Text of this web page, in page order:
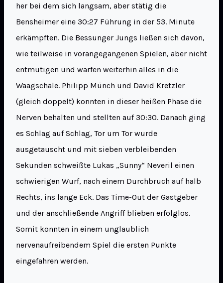
her bei dem sich langsam, aber stätig die
Bensheimer eine 30:27 Führung in der 53. Minute
erkämpften. Die Bessunger Jungs ließen sich davon,
wie teilweise in vorangegangenen Spielen, aber nicht
entmutigen und warfen weiterhin alles in die
Waagschale. Philipp Münch und David Kretzler
(gleich doppelt) konnten in dieser heißen Phase die
Nerven behalten und stellten auf 30:30. Danach ging
es Schlag auf Schlag, Tor um Tor wurde
ausgetauscht und mit sieben verbleibenden
Sekunden schweißte Lukas „Sunny“ Neveril einen
schwierigen Wurf, nach einem Durchbruch auf halb
Rechts, ins lange Eck. Das Time-Out der Gastgeber
und der anschließende Angriff blieben erfolglos.
Somit konnten in einem unglaublich
nervenaufreibendem Spiel die ersten Punkte
eingefahren werden.